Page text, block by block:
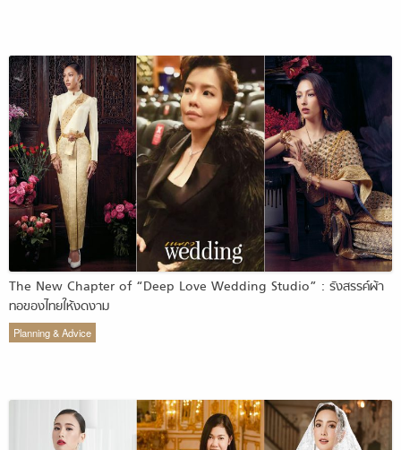
The New Chapter of “Deep Love Wedding Studio” : รังสรรค์ผ้า
ทอของไทยให้งดงาม
Planning & Advice